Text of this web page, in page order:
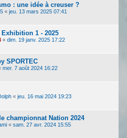
: une idée à creuser ?
« jeu. 13 mars 2025 07:41
1 - 2025
« dim. 19 janv. 2025 17:22
SPORTEC
mer. 7 août 2024 16:22
« jeu. 16 mai 2024 19:23
championnat Nation 2024
« sam. 27 avr. 2024 15:55